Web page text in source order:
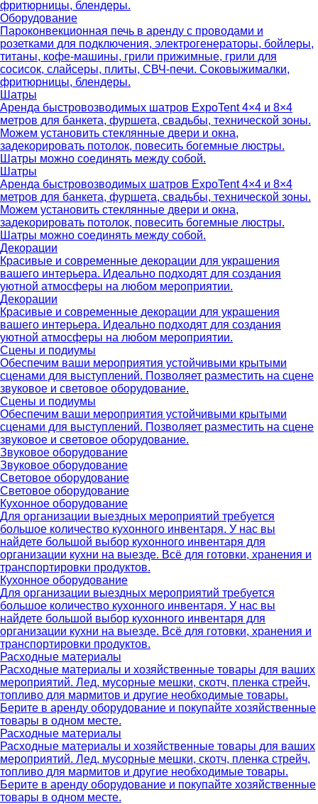
фритюрницы, блендеры.
Оборудование
Пароконвекционная печь в аренду с проводами и
розетками для подключения, электрогенераторы, бойлеры,
титаны, кофе-машины, грили прижимные, грили для
сосисок, слайсеры, плиты, СВЧ-печи. Соковыжималки,
фритюрницы, блендеры.
Шатры
Аренда быстровозводимых шатров ExpoTent 4×4 и 8×4
метров для банкета, фуршета, свадьбы, технической зоны.
Можем установить стеклянные двери и окна,
задекорировать потолок, повесить богемные люстры.
Шатры можно соединять между собой.
Шатры
Аренда быстровозводимых шатров ExpoTent 4×4 и 8×4
метров для банкета, фуршета, свадьбы, технической зоны.
Можем установить стеклянные двери и окна,
задекорировать потолок, повесить богемные люстры.
Шатры можно соединять между собой.
Декорации
Красивые и современные декорации для украшения
вашего интерьера. Идеально подходят для создания
уютной атмосферы на любом мероприятии.
Декорации
Красивые и современные декорации для украшения
вашего интерьера. Идеально подходят для создания
уютной атмосферы на любом мероприятии.
Сцены и подиумы
Обеспечим ваши мероприятия устойчивыми крытыми
сценами для выступлений. Позволяет разместить на сцене
звуковое и световое оборудование.
Сцены и подиумы
Обеспечим ваши мероприятия устойчивыми крытыми
сценами для выступлений. Позволяет разместить на сцене
звуковое и световое оборудование.
Звуковое оборудование
Звуковое оборудование
Световое оборудование
Световое оборудование
Кухонное оборудование
Для организации выездных мероприятий требуется
большое количество кухонного инвентаря. У нас вы
найдете большой выбор кухонного инвентаря для
организации кухни на выезде. Всё для готовки, хранения и
транспортировки продуктов.
Кухонное оборудование
Для организации выездных мероприятий требуется
большое количество кухонного инвентаря. У нас вы
найдете большой выбор кухонного инвентаря для
организации кухни на выезде. Всё для готовки, хранения и
транспортировки продуктов.
Расходные материалы
Расходные материалы и хозяйственные товары для ваших
мероприятий. Лед, мусорные мешки, скотч, пленка стрейч,
топливо для мармитов и другие необходимые товары.
Берите в аренду оборудование и покупайте хозяйственные
товары в одном месте.
Расходные материалы
Расходные материалы и хозяйственные товары для ваших
мероприятий. Лед, мусорные мешки, скотч, пленка стрейч,
топливо для мармитов и другие необходимые товары.
Берите в аренду оборудование и покупайте хозяйственные
товары в одном месте.